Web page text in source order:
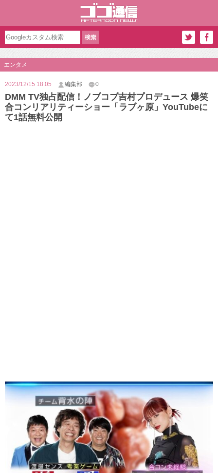
エンタメ
2023/12/15 18:05 編集部 0
DMM TV独占配信！ノブコブ吉村プロデュース 爆笑
合コンリアリティーショー「ラブヶ原」YouTubeに
て1話無料公開